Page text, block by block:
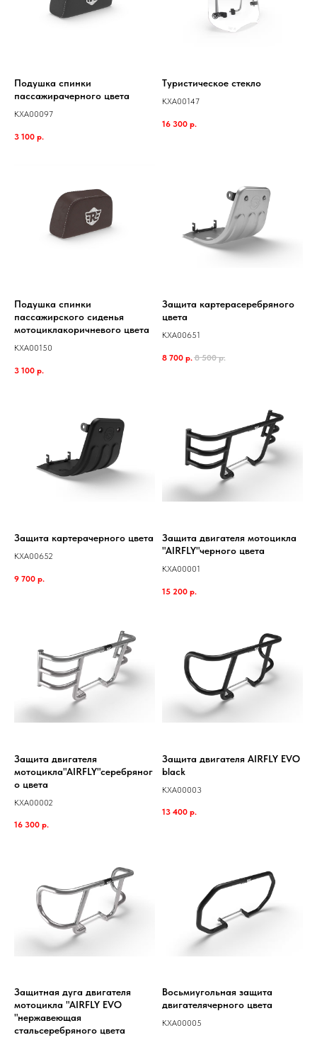
Подушка спинки
пассажирачерного цвета
KXA00097
3 100 р.
Туристическое стекло
KXA00147
16 300 р.
Подушка спинки
пассажирского сиденья
мотоциклакоричневого цвета
KXA00150
3 100 р.
Защита картерасеребряного
цвета
KXA00651
8 700 р. 8 500 р.
Защита картерачерного цвета
KXA00652
9 700 р.
Защита двигателя мотоцикла
"AIRFLY"черного цвета
KXA00001
15 200 р.
Защита двигателя
мотоцикла"AIRFLY"серебряног
о цвета
KXA00002
16 300 р.
Защита двигателя AIRFLY EVO
black
KXA00003
13 400 р.
Защитная дуга двигателя
мотоцикла "AIRFLY EVO
"нержавеющая
стальсеребряного цвета
Восьмиугольная защита
двигателячерного цвета
KXA00005